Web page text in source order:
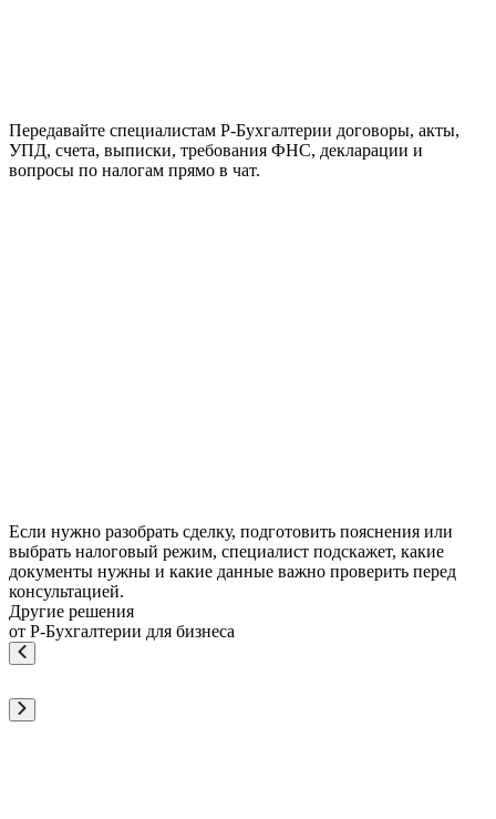
Передавайте специалистам Р-Бухгалтерии договоры, акты,
УПД, счета, выписки, требования ФНС, декларации и
вопросы по налогам прямо в чат.
Если нужно разобрать сделку, подготовить пояснения или
выбрать налоговый режим, специалист подскажет, какие
документы нужны и какие данные важно проверить перед
консультацией.
Другие решения
от Р-Бухгалтерии для бизнеса